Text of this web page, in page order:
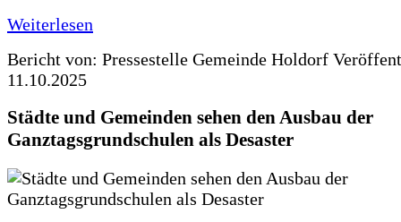
Weiterlesen
Bericht von: Pressestelle Gemeinde Holdorf
11.10.2025
Städte und Gemeinden sehen den Ausbau der
Ganztagsgrundschulen als Desaster